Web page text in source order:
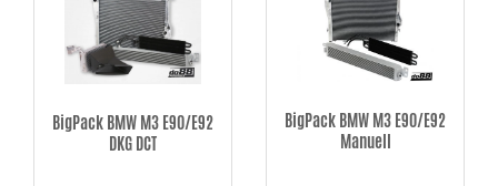
– ökade flöden, lägre tryckfall och mjukare radier ger bättre
gasrespons.
– ökade flöden, lägre tryckfall samt bättre kylning ger en
– modern teknik med dubbla rader samt helsvetsade gavlar
BigPack BMW M3 E90/E92
DKG DCT
BigPack BMW M3 E90/E92
Manuell